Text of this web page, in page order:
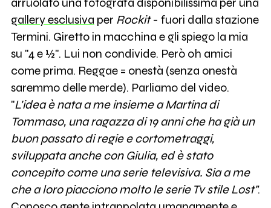
arruolato una fotografa disponibilissima per una
gallery esclusiva per Rockit- fuori dalla stazione
Termini. Giretto in macchina e gli spiego la mia
su "4 e ½". Lui non condivide. Però oh amici
come prima. Reggae = onestà (senza onestà
saremmo delle merde). Parliamo del video.
"L'idea è nata a me insieme a Martina di
Tommaso, una ragazza di 19 anni che ha già un
buon passato di regie e cortometraggi,
sviluppata anche con Giulia, ed è stato
concepito come una serie televisiva. Sia a me
che a loro piacciono molto le serie Tv stile Lost".